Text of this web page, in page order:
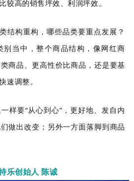
较高的销售坪效、利润坪效。
结构重构，哪些品类要重点发展？
别当中，整个商品结构，像网红商
商品、更高性价比商品，还是要基
速调整。
样要“从心到心”，更好地、发自内
做出改变；另外一方面落脚到商品
乐创始人 陈诚